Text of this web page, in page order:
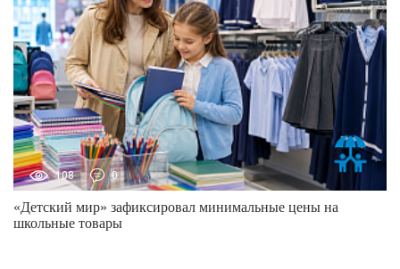
108 0
«Детский мир» зафиксировал минимальные цены на
школьные товары